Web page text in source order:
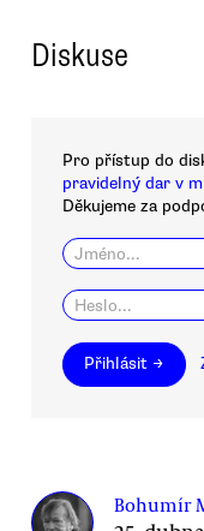
Diskuse
Pro přístup do
pravidelný dar v
Děkujeme za
Přihlásit →
Bohumír